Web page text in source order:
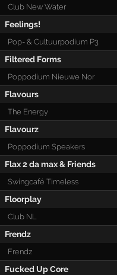
Club New Water
Feelings!
Pop- & Cultuurpodium P3
Filtered Forms
Poppodium Nieuwe Nor
Flavours
The Energy
Flavourz
Poppodium Speakers
Flax 2 da max & Friends
Swingcafé Timeless
Floorplay
Club NL
Frendz
Frendz
Fucked Up Core